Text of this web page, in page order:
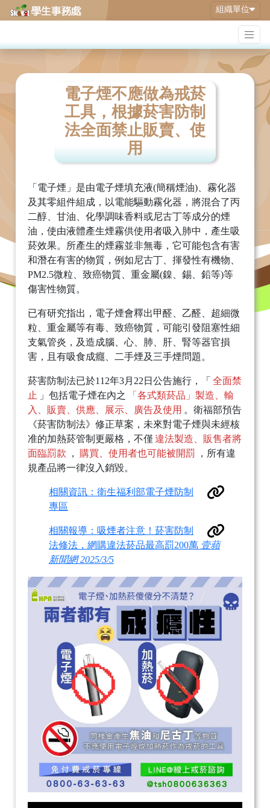
組織單位
電子煙不應做為戒菸
工具，根據菸害防制
法全面禁止販賣、使
用
「電子煙」是由電子煙填充液(簡稱煙油)、霧化器
及其零組件組成，以電能驅動霧化器，將混合了丙
二醇、甘油、化學調味香料或尼古丁等成分的煙
油，使由液體產生煙霧供使用者吸入肺中，產生吸
菸效果。所產生的煙霧並非無毒，它可能包含有害
和潛在有害的物質，例如尼古丁、揮發性有機物、
PM2.5微粒、致癌物質、重金屬(鎳、錫、鉛等)等
傷害性物質。
已有研究指出，電子煙會釋出甲醛、乙醛、超細微
粒、重金屬等有毒、致癌物質，可能引發阻塞性細
支氣管炎，及造成腦、心、肺、肝、腎等器官損
害，且有吸食成癮、二手煙及三手煙問題。
菸害防制法已於112年3月22日公告施行，「 全面禁
止 」包括電子煙在內之
「各式類菸品」製造、輸
入、販賣、供應、展示、廣告及使用 。衛福部預告
《菸害防制法》修正草案，未來對電子煙與未經核
准的加熱菸管制更嚴格，不僅 違法製造、販售者將
面臨罰款
， 購買、使用者也可能被開罰
，所有違
規產品將一律沒入銷毀。
相關資訊：衛生福利部電子煙防制
專區
相關報導：吸煙者注意！菸害防制
法修法，網購違法菸品最高罰200萬 壹蘋
新聞網 2025/3/5